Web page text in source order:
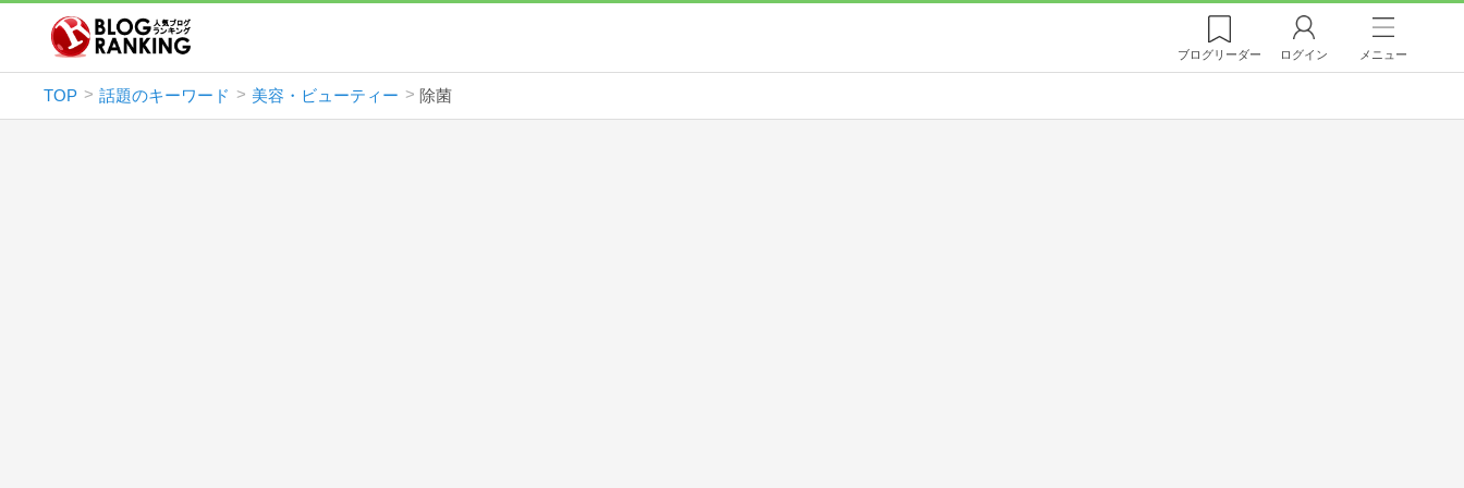
ブログリーダー ログイン メニュー
TOP 話題のキーワード 美容・ビューティー 除菌